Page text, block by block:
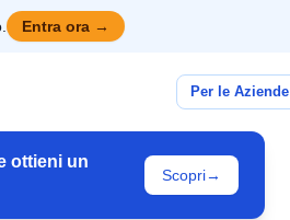
Entra ora →
Per le Aziende
ottieni un
Scopri→